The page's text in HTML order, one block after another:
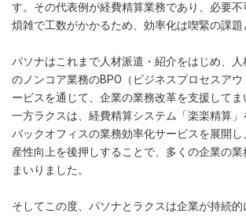
す。その代表例が経費精算業務であり、必要不
煩雑で工数がかかるため、効率化は喫緊の課題
パソナはこれまで人材派遣・紹介をはじめ、
のノンコア業務のBPO（ビジネスプロセスア
ービスを通じて、企業の業務改革を支援してま
一方ラクスは、経費精算システム「楽楽精算」
バックオフィスの業務効率化サービスを展開
産性向上を後押しすることで、多くの企業の
まいりました。
そしてこの度、パソナとラクスは企業が持続的